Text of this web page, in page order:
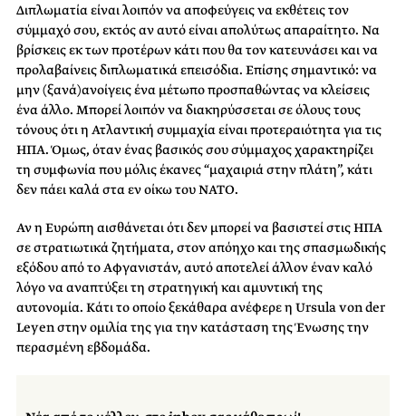
Διπλωματία είναι λοιπόν να αποφεύγεις να εκθέτεις τον
σύμμαχό σου, εκτός αν αυτό είναι απολύτως απαραίτητο. Να
βρίσκεις εκ των προτέρων κάτι που θα τον κατευνάσει και να
προλαβαίνεις διπλωματικά επεισόδια. Επίσης σημαντικό: να
μην (ξανά)ανοίγεις ένα μέτωπο προσπαθώντας να κλείσεις
ένα άλλο. Μπορεί λοιπόν να διακηρύσσεται σε όλους τους
τόνους ότι η Ατλαντική συμμαχία είναι προτεραιότητα για τις
ΗΠΑ. Όμως, όταν ένας βασικός σου σύμμαχος χαρακτηρίζει
τη συμφωνία που μόλις έκανες “μαχαιριά στην πλάτη”, κάτι
δεν πάει καλά στα εν οίκω του ΝΑΤΟ.
Αν η Ευρώπη αισθάνεται ότι δεν μπορεί να βασιστεί στις ΗΠΑ
σε στρατιωτικά ζητήματα, στον απόηχο και της σπασμωδικής
εξόδου από το Αφγανιστάν, αυτό αποτελεί άλλον έναν καλό
λόγο να αναπτύξει τη στρατηγική και αμυντική της
αυτονομία. Κάτι το οποίο ξεκάθαρα ανέφερε η Ursula von der
Leyen στην ομιλία της για την κατάσταση της Ένωσης την
περασμένη εβδομάδα.